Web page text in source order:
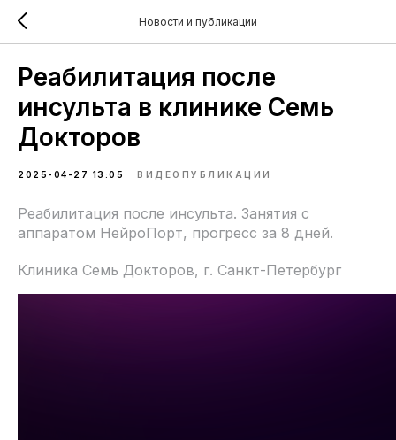
Новости и публикации
Реабилитация после
инсульта в клинике Семь
Докторов
2025-04-27 13:05 ВИДЕОПУБЛИКАЦИИ
Реабилитация после инсульта. Занятия с
аппаратом НейроПорт, прогресс за 8 дней.
Клиника Семь Докторов, г. Санкт-Петербург